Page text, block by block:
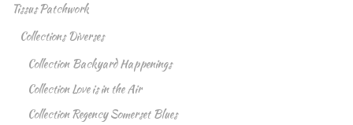
Tissus Patchwork
Collections Diverses
Collection Backyard Happenings
Collection Love is in the Air
Collection Regency Somerset Blues